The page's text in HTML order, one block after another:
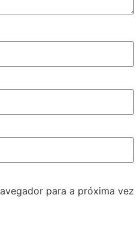
para a próxima vez